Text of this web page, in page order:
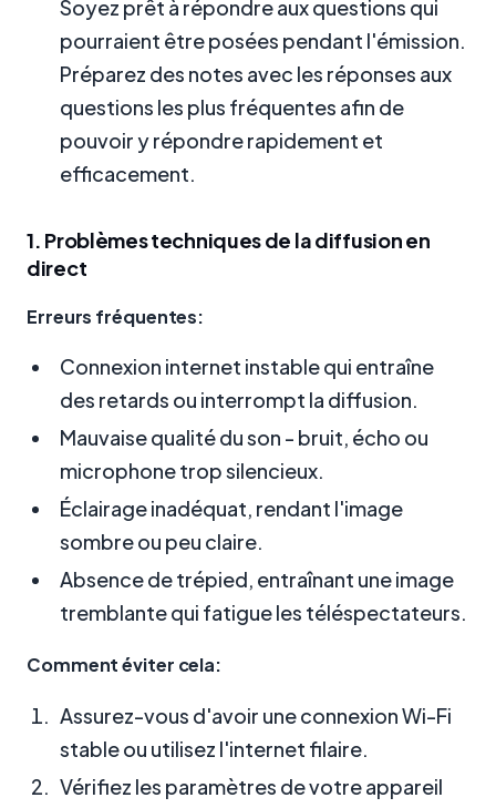
Soyez prêt à répondre aux questions qui
pourraient être posées pendant l'émission.
Préparez des notes avec les réponses aux
questions les plus fréquentes afin de
pouvoir y répondre rapidement et
efficacement.
1. Problèmes techniques de la diffusion en
direct
Erreurs fréquentes:
Connexion internet instable qui entraîne
des retards ou interrompt la diffusion.
Mauvaise qualité du son - bruit, écho ou
microphone trop silencieux.
Éclairage inadéquat, rendant l'image
sombre ou peu claire.
Absence de trépied, entraînant une image
tremblante qui fatigue les téléspectateurs.
Comment éviter cela:
Assurez-vous d'avoir une connexion Wi-Fi
stable ou utilisez l'internet filaire.
Vérifiez les paramètres de votre appareil